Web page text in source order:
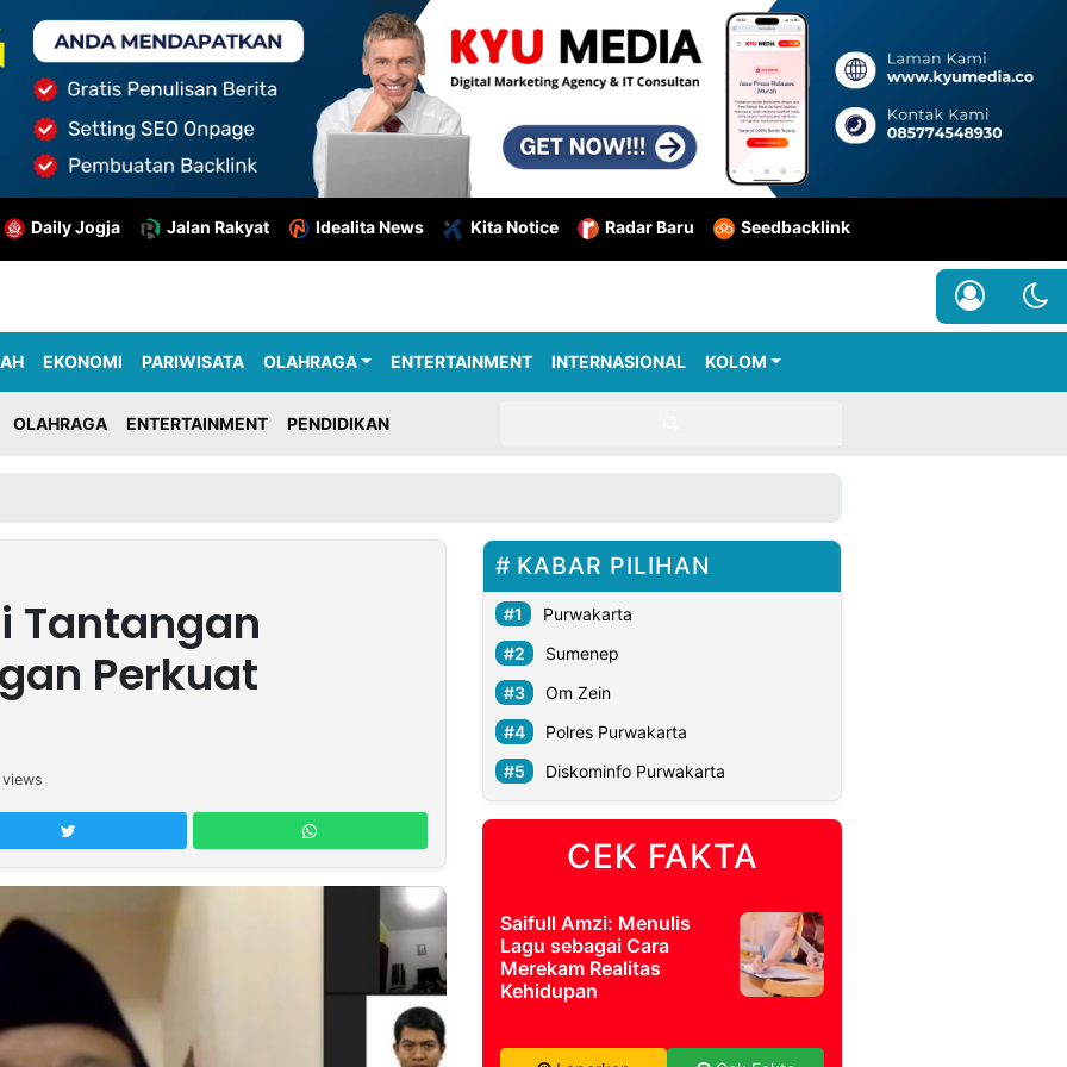
Daily Jogja Jalan Rakyat Idealita News Kita Notice Radar Baru Seedbacklink
EKONOMI PARIWISATA OLAHRAGA ENTERTAINMENT INTERNASIONAL KOLOM
OLAHRAGA ENTERTAINMENT PENDIDIKAN
Tantangan
Perkuat
views
KABAR PILIHAN
Purwakarta
Sumenep
Om Zein
Polres Purwakarta
Diskominfo Purwakarta
CEK FAKTA
Saifull Amzi: Menulis
Lagu sebagai Cara
Merekam Realitas
Kehidupan